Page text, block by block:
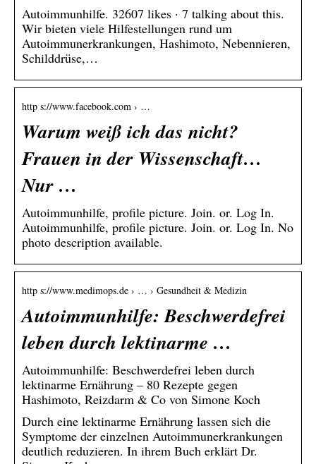
Autoimmunhilfe. 32607 likes · 7 talking about this.
Wir bieten viele Hilfestellungen rund um
Autoimmunerkrankungen, Hashimoto, Nebennieren,
Schilddrüse,…
http s://www.facebook.com › …
Warum weiß ich das nicht?
Frauen in der Wissenschaft…
Nur …
Autoimmunhilfe, profile picture. Join. or. Log In.
Autoimmunhilfe, profile picture. Join. or. Log In. No
photo description available.
http s://www.medimops.de › … › Gesundheit & Medizin
Autoimmunhilfe: Beschwerdefrei
leben durch lektinarme …
Autoimmunhilfe: Beschwerdefrei leben durch
lektinarme Ernährung – 80 Rezepte gegen
Hashimoto, Reizdarm & Co von Simone Koch
Durch eine lektinarme Ernährung lassen sich die
Symptome der einzelnen Autoimmunerkrankungen
deutlich reduzieren. In ihrem Buch erklärt Dr.